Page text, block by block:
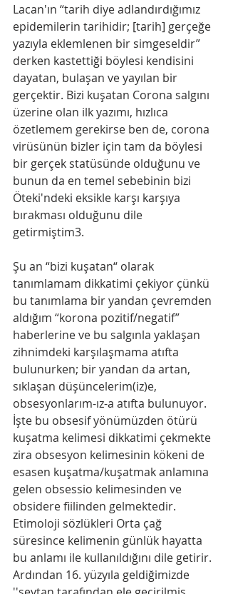
Lacan'ın “tarih diye adlandırdığımız
epidemilerin tarihidir; [tarih] gerçeğe
yazıyla eklemlenen bir simgeseldir”
derken kastettiği böylesi kendisini
dayatan, bulaşan ve yayılan bir
gerçektir. Bizi kuşatan Corona salgını
üzerine olan ilk yazımı, hızlıca
özetlemem gerekirse ben de, corona
virüsünün bizler için tam da böylesi
bir gerçek statüsünde olduğunu ve
bunun da en temel sebebinin bizi
Öteki'ndeki eksikle karşı karşıya
bırakması olduğunu dile
getirmiştim3.
Şu an “bizi kuşatan“ olarak
tanımlamam dikkatimi çekiyor çünkü
bu tanımlama bir yandan çevremden
aldığım “korona pozitif/negatif”
haberlerine ve bu salgınla yaklaşan
zihnimdeki karşılaşmama atıfta
bulunurken; bir yandan da artan,
sıklaşan düşüncelerim(iz)e,
obsesyonlarım-ız-a atıfta bulunuyor.
İşte bu obsesif yönümüzden ötürü
kuşatma kelimesi dikkatimi çekmekte
zira obsesyon kelimesinin kökeni de
esasen kuşatma/kuşatmak anlamına
gelen obsessio kelimesinden ve
obsidere fiilinden gelmektedir.
Etimoloji sözlükleri Orta çağ
süresince kelimenin günlük hayatta
bu anlamı ile kullanıldığını dile getirir.
Ardından 16. yüzyıla geldiğimizde